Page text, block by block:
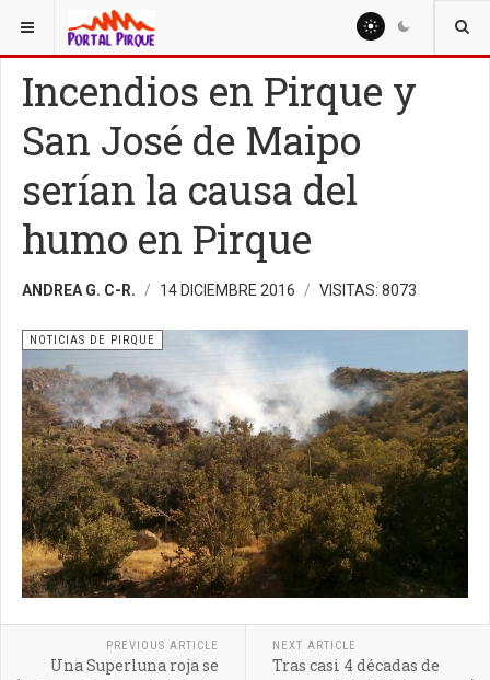
ESTÁ AQUÍ: NOTICIAS
Incendios en Pirque y
San José de Maipo
serían la causa del
humo en Pirque
ANDREA G. C-R. 14 DICIEMBRE 2016 VISITAS: 8073
NOTICIAS DE PIRQUE
PREVIOUS ARTICLE
Una Superluna roja se
NEXT ARTICLE
Tras casi 4 décadas de